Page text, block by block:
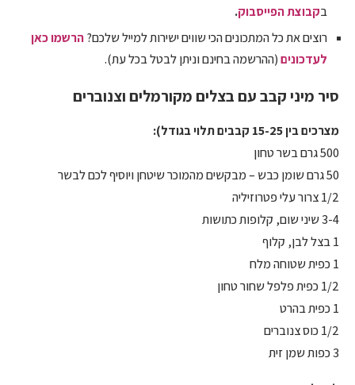
בקבוצת הפייסבוק.
רוצים את כל המתכונים הכי שווים ישירות למייל שלכם?הרשמו כאן
לעדכונים(ההרשמה בחינם וניתן לבטל בכל עת).
סיר מיני קבב עם בצלים מקורמלים וצנוברים
מצרכים בין 15-25 קבבים תלוי בגודל):
500 גרם בשר טחון
50 גרם שומן כבש – מבקשים מהמוכר שיטחן ויוסיף לכם לבשר
1/2 צרור עלי פטרוזיליה
3-4 שיני שום, קלופות כתושות
1 בצל לבן, קלוף
1 כפית שטוחה מלח
1/2 כפית פלפל שחור טחון
1 כפית בהרט
1/2 כוס צנוברים
3 כפות שמן זית